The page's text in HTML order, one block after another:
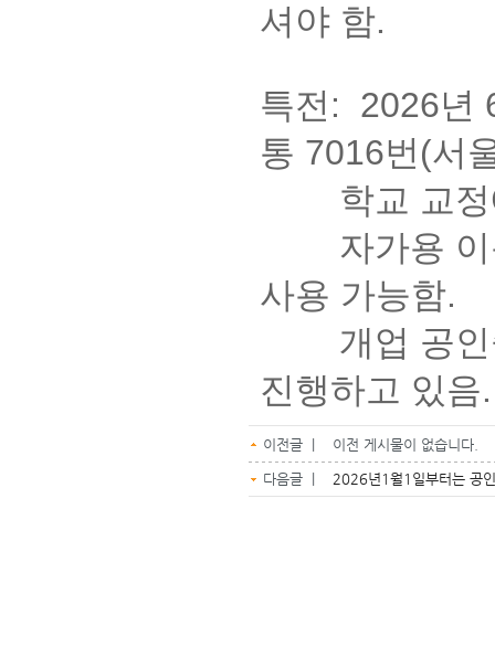
셔야 함.
특전: 2026년
통 7016번(서
학교 교정
자가용 이용
사용 가능함.
개업 공인중
진행하고 있
이전글 | 이전 게시물이 없습니다.
다음글 | 2026년1월1일부터는 공